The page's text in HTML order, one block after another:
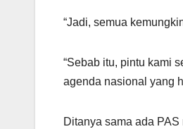
“Jadi, semua
“Sebab itu, pintu kami
agenda nasional yang
Ditanya sama ada